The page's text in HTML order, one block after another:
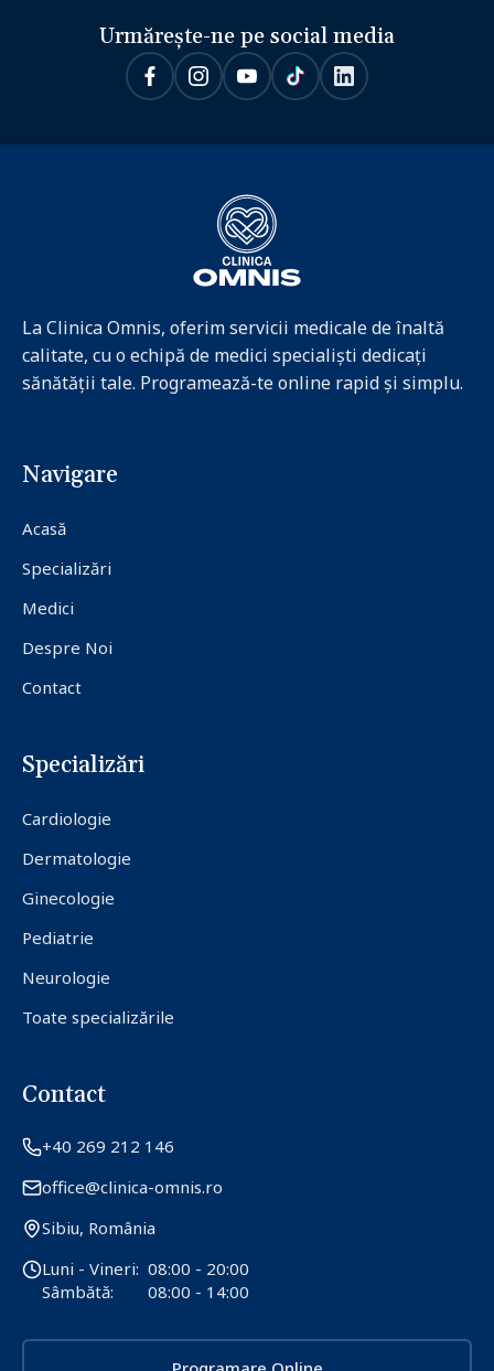
Urmărește-ne pe social media
La Clinica Omnis, oferim servicii medicale de înaltă
calitate, cu o echipă de medici specialiști dedicați
sănătății tale. Programează-te online rapid și simplu.
Navigare
Acasă
Specializări
Medici
Despre Noi
Contact
Specializări
Cardiologie
Dermatologie
Ginecologie
Pediatrie
Neurologie
Toate specializările
Contact
+40 269 212 146
office@clinica-omnis.ro
Sibiu, România
Luni - Vineri: 08:00 - 20:00
Sâmbătă:
08:00 - 14:00